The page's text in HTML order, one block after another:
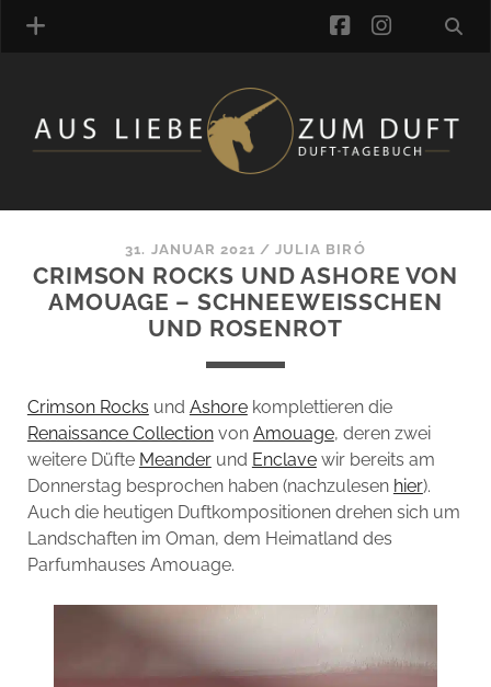
MANUFAKTUREN
KOMMENTARE
KATEGORIEN
ARTIKEL-ARCHIV
ONLINE-SHOP
DAS ALZD-TEAM
facebook
31. JANUAR 2021 /JULIA BIRÓ
CRIMSON ROCKS UND ASHORE VON
AMOUAGE – SCHNEEWEISSCHEN U
ND ROSENROT
Crimson Rocks und Ashorekomplettieren die
Renaissance Collectionvon Amouage, deren zwei
weitere Düfte Meanderund Enclavewir bereits am
Donnerstag besprochen haben (nachzulesen hier).
Auch die heutigen Duftkompositionen drehen sich um
Landschaften im Oman, dem Heimatland des
Parfumhauses Amouage.